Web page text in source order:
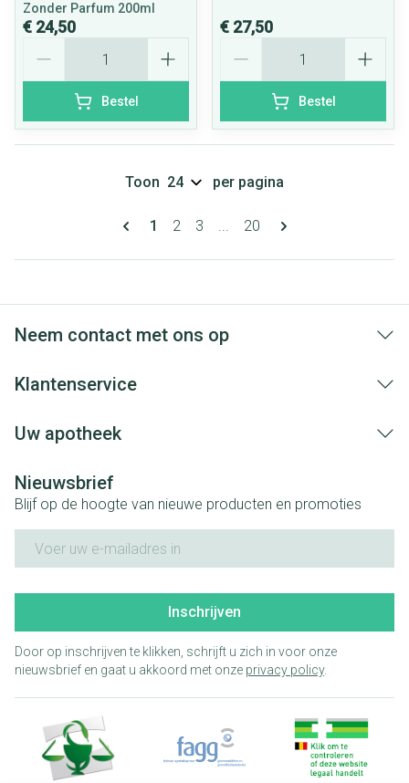
Zonder Parfum 200ml
€ 24,50
Bestel
€ 27,50
Bestel
Pagina's
U lees momenteel pagina
1 Pagina
2 Pagina
3 ... Pagina
20
Toon per pagina
Neem contact met ons op
Klantenservice
Uw apotheek
Nieuwsbrief
Blijf op de hoogte van nieuwe producten en promoties
Inschrijven
Door op inschrijven te klikken, schrijft u zich in voor onze
nieuwsbrief en gaat u akkoord met onze privacy policy.